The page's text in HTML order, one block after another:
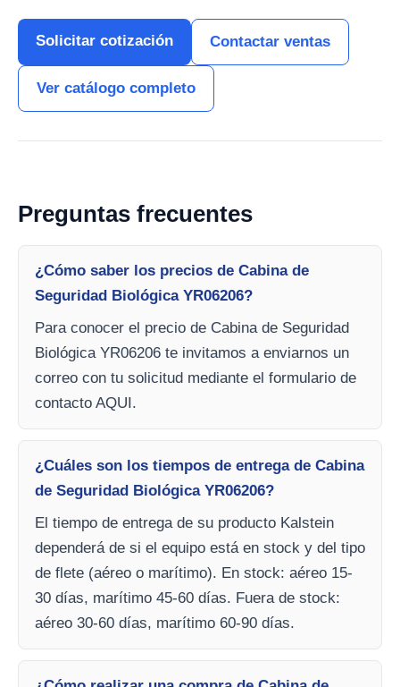
Solicitar cotización Contactar ventas
Ver catálogo completo
Preguntas frecuentes
¿Cómo saber los precios de Cabina de
Seguridad Biológica YR06206?
Para conocer el precio de Cabina de Seguridad
Biológica YR06206 te invitamos a enviarnos un
correo con tu solicitud mediante el formulario de
contacto AQUI.
¿Cuáles son los tiempos de entrega de Cabina
de Seguridad Biológica YR06206?
El tiempo de entrega de su producto Kalstein
dependerá de si el equipo está en stock y del tipo
de flete (aéreo o marítimo). En stock: aéreo 15-
30 días, marítimo 45-60 días. Fuera de stock:
aéreo 30-60 días, marítimo 60-90 días.